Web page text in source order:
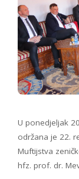
U ponedjeljak
održana je 22.
Muftijstva
hfz. prof. dr.